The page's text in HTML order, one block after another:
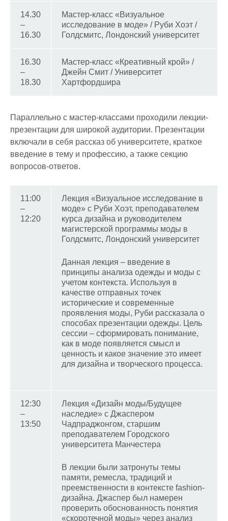
14.30
–
16.30
Мастер-класс «Визуальное
исследование в моде» / Руби Хоэт /
Голдсмитс, Лондонский университет
16.30
–
18.30
Мастер-класс «Креативный крой» /
Джейн Смит / Университет
Хартфордшира
Параллельно с мастер-классами проходили лекции-
презентации для широкой аудитории. Презентации
включали в себя рассказ об университете, краткое
введение в тему и профессию, а также секцию
вопросов-ответов.
11:00
–
12:20
Лекция «Визуальное исследование в
моде» с Руби Хоэт, преподавателем
курса дизайна и руководителем
магистерской программы моды в
Голдсмитс, Лондонский университет
Данная лекция – введение в
принципы анализа одежды и моды с
учетом контекста. Используя в
качестве отправных точек
исторические и современные
проявления моды, Руби рассказала о
способах презентации одежды. Цель
сессии – сформировать понимание,
как в моде появляется смысл и
ценность и какое значение это имеет
для дизайна и творческого процесса.
12:30
–
13:50
Лекция «Дизайн моды/Будущее
наследие» с Джаспером
Чадпраджонгом, старшим
преподавателем Городского
университета Манчестера
В лекции были затронуты темы
памяти, ремесла, традиций и
преемственности в контексте fashion-
дизайна. Джаспер был намерен
проверить обоснованность понятия
«скоротечной моды» через анализ